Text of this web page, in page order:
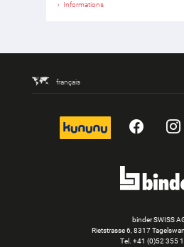
Informations
français
kununu
binder SWISS
Rietstrasse 6, 8317
Tel. +41 (0)52 355